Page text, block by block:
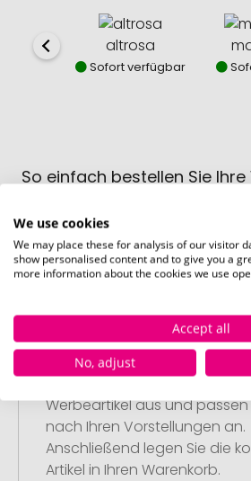
altrosa
Sofort verfügbar
So einfach bestellen Sie
Schritt 1:
Artikelkonfiguration
Wählen Sie Ihre gewünschten
Werbeartikel aus und passen
nach Ihren Vorstellungen an.
Anschließend legen Sie die
Artikel in Ihren Warenkorb.
We use cookies
We may place these for analysis of our visitor
show personalised content and to give you a
more information about the cookies we use
Accept all
No, adjust